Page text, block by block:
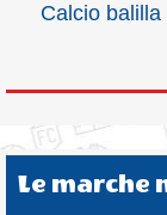
Calcio
Le marche